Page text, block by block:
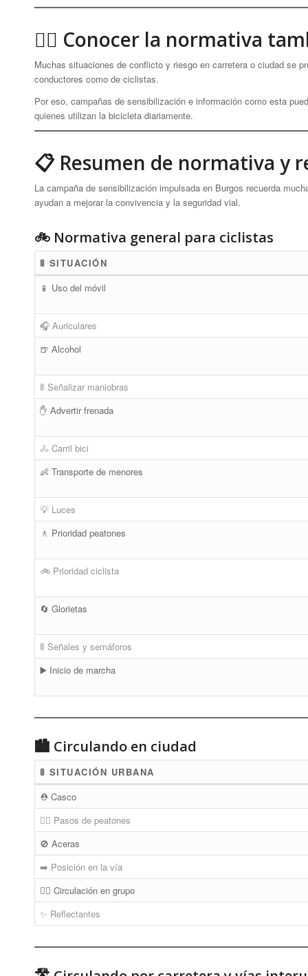
🚴‍♀️ Conocer la normativa
Muchas situaciones de conflicto y riesgo en carretera o ciudad se
conductores como de ciclistas.
Por eso, campañas de sensibilización e información como esta
quienes utilizan la bicicleta diariamente.
📋 Resumen de normativa y
La campaña de sensibilización impulsada en Burgos recuerda
ayudan a mejorar la convivencia y la seguridad vial.
🚲 Normativa general para ciclistas
🚦 SITUACIÓN
📱 Uso del móvil
🎧 Auriculares
🍺 Alcohol
🚦 Señalizar maniobras
✋ Advertir frenada
🚴 Carril bici
👶 Transporte de menores
💡 Luces
🚶 Prioridad peatones
🚲 Prioridad ciclista
🔄 Glorietas
🚦 Señales y semáforos
▶️ Inicio de marcha
🏙 Circulando en ciudad
🚦 SITUACIÓN URBANA
⛑ Casco
🚶‍♂️ Pasos de peatones
🚫 Aceras
➡️ Posición en la vía
🚴‍♀️ Circulación en grupo
✨ Reflectantes